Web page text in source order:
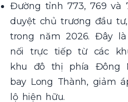
Đường tỉnh 773, 769 và
duyệt chủ trương đầu
trong năm 2026. Đây
nối trực tiếp từ các
khu đô thị phía Đông
bay Long Thành, giảm
lộ hiện hữu.